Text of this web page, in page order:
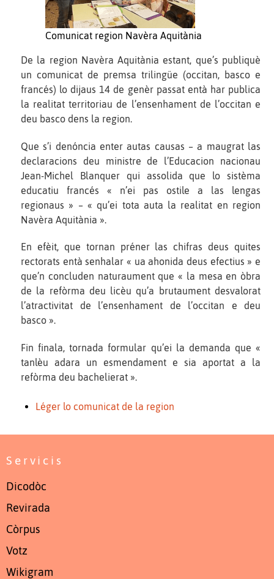
Comunicat region Navèra Aquitània
De la region Navèra Aquitània estant, que’s publiquè
un comunicat de premsa trilingüe (occitan, basco e
francés) lo dijaus 14 de genèr passat entà har publica
la realitat territoriau de l’ensenhament de l’occitan e
deu basco dens la region.
Que s’i denóncia enter autas causas – a maugrat las
declaracions deu ministre de l’Educacion nacionau
Jean-Michel Blanquer qui assolida que lo sistèma
educatiu francés « n’ei pas ostile a las lengas
regionaus » – « qu’ei tota auta la realitat en region
Navèra Aquitània ».
En efèit, que tornan préner las chifras deus quites
rectorats entà senhalar « ua ahonida deus efectius » e
que’n concluden naturaument que « la mesa en òbra
de la refòrma deu licèu qu’a brutaument desvalorat
l’atractivitat de l’ensenhament de l’occitan e deu
basco ».
Fin finala, tornada formular qu’ei la demanda que «
tanlèu adara un esmendament e sia aportat a la
refòrma deu bachelierat ».
Léger lo comunicat de la region
Servicis
Dicodòc
Revirada
Còrpus
Votz
Wikigram